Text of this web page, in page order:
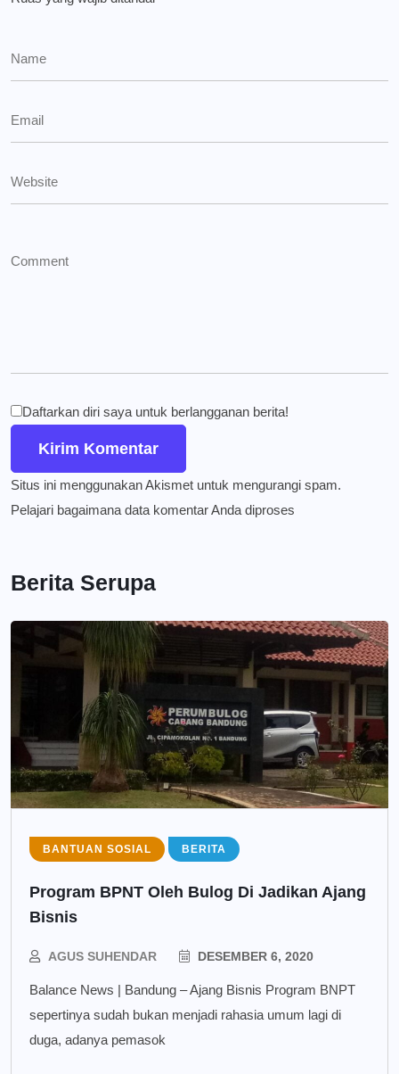
Daftarkan diri saya untuk berlangganan berita!
Situs ini menggunakan Akismet untuk mengurangi spam.
Pelajari bagaimana data komentar Anda diproses
Berita Serupa
BANTUAN SOSIAL BERITA
Program BPNT Oleh Bulog Di Jadikan Ajang
Bisnis
AGUS SUHENDAR DESEMBER 6, 2020
Balance News | Bandung – Ajang Bisnis Program BNPT
sepertinya sudah bukan menjadi rahasia umum lagi di
duga, adanya pemasok